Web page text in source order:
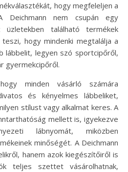
hogy megfeleljen a
Deichmann nem csupán egy
található termékek
hogy mindenki megtalálja a
lábbelit, legyen szó sportcipőről,
gyermekcipőről.
minden vásárló számára
és kényelmes lábbeliket,
stílust vagy alkalmat keres. A
mellett is, igyekezve
lábnyomát, miközben
minőségét. A Deichmann
hanem azok kiegészítőiről is
teljes szettet vásárolhatnak,